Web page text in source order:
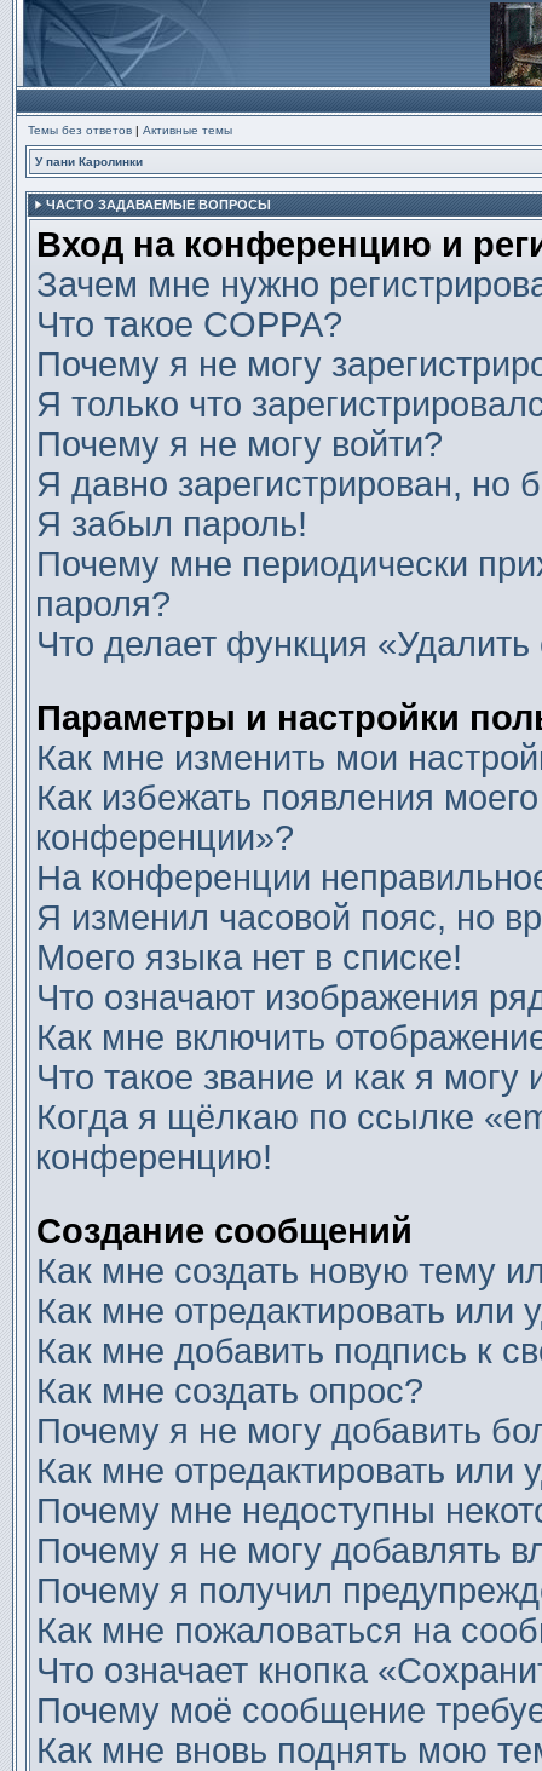
Темы без ответов | Активные темы
У пани Каролинки
ЧАСТО ЗАДАВАЕМЫЕ ВОПРОСЫ
Вход на конференцию и
Зачем мне нужно
Что такое COPPA?
Почему я не могу
Я только что
Почему я не могу войти?
Я давно зарегистрирован, но
Я забыл пароль!
Почему мне периодически
пароля?
Что делает функция
Параметры и настройки
Как мне изменить мои
Как избежать появления
конференции»?
На конференции
Я изменил часовой пояс, но
Моего языка нет в списке!
Что означают изображения
Как мне включить
Что такое звание и как я могу
Когда я щёлкаю по ссылке
конференцию!
Создание сообщений
Как мне создать новую тему
Как мне отредактировать или
Как мне добавить подпись к
Как мне создать опрос?
Почему я не могу добавить
Как мне отредактировать или
Почему мне недоступны
Почему я не могу добавлять
Почему я получил
Как мне пожаловаться на
Что означает кнопка
Почему моё сообщение
Как мне вновь поднять мою